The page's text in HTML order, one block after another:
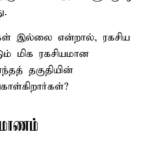
இல்லை என்றால், ரகசிய
மிக ரகசியமான
தகுதியின்